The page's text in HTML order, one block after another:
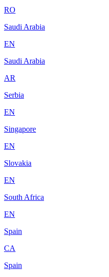
RO
Saudi Arabia
EN
Saudi Arabia
AR
Serbia
EN
Singapore
EN
Slovakia
EN
South Africa
EN
Spain
CA
Spain